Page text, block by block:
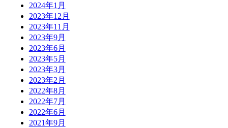
2024年1月
2023年12月
2023年11月
2023年9月
2023年6月
2023年5月
2023年3月
2023年2月
2022年8月
2022年7月
2022年6月
2021年9月